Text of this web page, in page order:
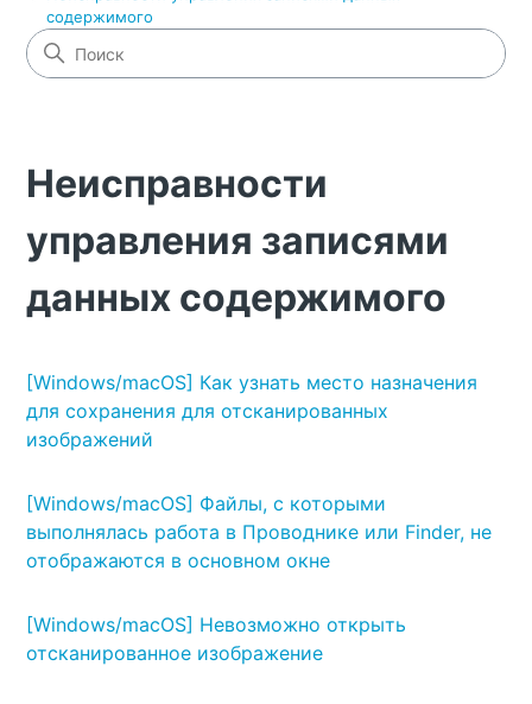
содержимого
Неисправности
управления записями
данных содержимого
[Windows/macOS] Как узнать место назначения
для сохранения для отсканированных
изображений
[Windows/macOS] Файлы, с которыми
выполнялась работа в Проводнике или Finder, не
отображаются в основном окне
[Windows/macOS] Невозможно открыть
отсканированное изображение